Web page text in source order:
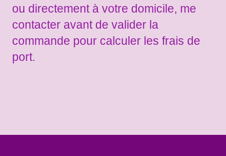
ou directement à votre domicile, me
contacter avant de valider la
commande pour calculer les frais de
port.